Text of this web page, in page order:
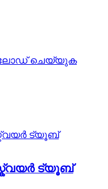
ചെയ്യുക
ട്യൂബ്